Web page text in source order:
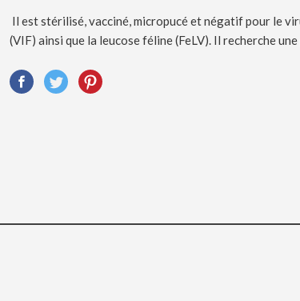
Il est stérilisé, vacciné, micropucé et négatif pour le
(VIF) ainsi que la leucose féline (FeLV). Il recherche